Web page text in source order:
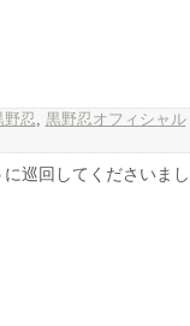
野忍
黒野忍オフィシャル
巡回してくださいまし